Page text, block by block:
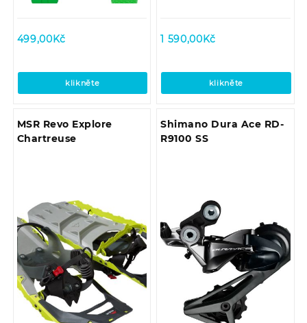
499,00Kč
klikněte
1 590,00Kč
klikněte
MSR Revo Explore
Chartreuse
Shimano Dura Ace RD-
R9100 SS